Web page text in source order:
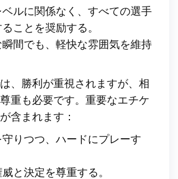
ベルに関係なく、すべての選手
ことを奨励する。
間でも、軽快な雰囲気を維持
、勝利が重視されますが、相
重も必要です。重要なエチケ
含まれます：
守りつつ、ハードにプレーす
と決定を尊重する。